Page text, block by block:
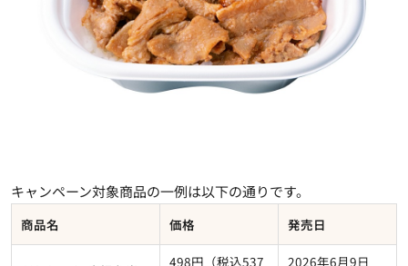
キャンペーン対象商品の一例は以下の通りです。
商品名 価格 発売日
498円（税込537
2026年6月9日